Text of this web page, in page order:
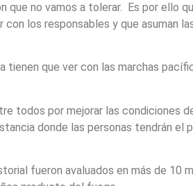
no vamos a tolerar. Es por ello
los responsables y que asuman
que ver con las marchas
todos por mejorar las condiciones
donde las personas tendrán el
fueron avaluados en más de 10